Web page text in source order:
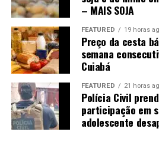
suas presas por meio de uma
provocando asfixia. Depois,
alimentar pela região das
vísceras.
Quando não consome toda a
esconder a carcaça utilizando
Dessa forma, consegue retornar
posteriormente para continuar a
– MAIS SOJA
FEATURED 19 horas
Preço da cesta
semana
Cuiabá
FEATURED 21 horas
Polícia Civil
participação em
adolescente